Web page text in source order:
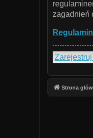
zagadnień
Regulamin
Strona